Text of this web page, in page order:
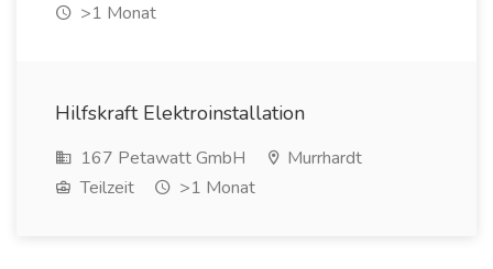
>1 Monat
Hilfskraft Elektroinstallation
167 Petawatt GmbH
Murrhardt
Teilzeit
>1 Monat